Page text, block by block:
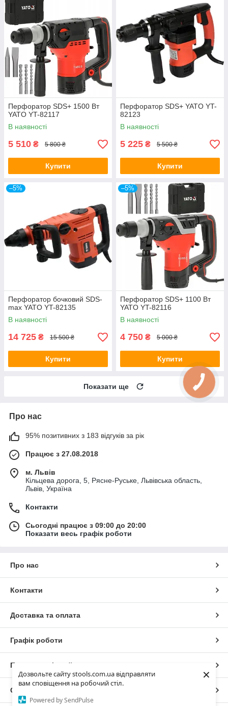
Дозвольте сайту stools.com.ua відправляти
вам сповіщення на робочий стіл.
Powered by SendPulse
×
Перфоратор SDS+ 1500 Вт
YATO YT-82117
В наявності
5 510 ₴ 5 800 ₴
Купити
Перфоратор SDS+ YATO YT-
82123
В наявності
5 225 ₴ 5 500 ₴
Купити
–5%
Перфоратор бочковий SDS-
max YATO YT-82135
В наявності
14 725 ₴ 15 500 ₴
Купити
–5%
Перфоратор SDS+ 1100 Вт
YATO YT-82116
В наявності
4 750 ₴ 5 000 ₴
Купити
Показати ще
Про нас
95% позитивних з 183 відгуків за рік
Працює з 27.08.2018
м. Львів
Кільцева дорога, 5, Рясне-Руське, Львівська область,
Львів, Україна
Контакти
Сьогодні працює з 09:00 до 20:00
Показати весь графік роботи
Про нас
Контакти
Доставка та оплата
Графік роботи
Повна версія сайту
Сайт створено на маркетплейсі